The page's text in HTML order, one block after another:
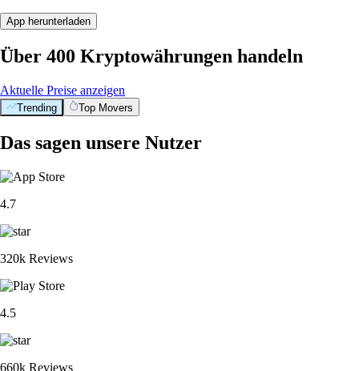
App herunterladen
Über 400 Kryptowährungen handeln
Aktuelle Preise anzeigen
Trending Top Movers
Das sagen unsere Nutzer
4.7
320k Reviews
4.5
660k Reviews